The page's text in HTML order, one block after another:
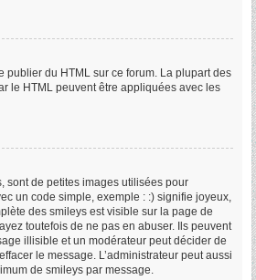
publier du HTML sur ce forum. La plupart des
le HTML peuvent être appliquées avec les
sont de petites images utilisées pour
un code simple, exemple : :) signifie joyeux,
des smileys est visible sur la page de
toutefois de ne pas en abuser. Ils peuvent
illisible et un modérateur peut décider de
le message. L’administrateur peut aussi
de smileys par message.